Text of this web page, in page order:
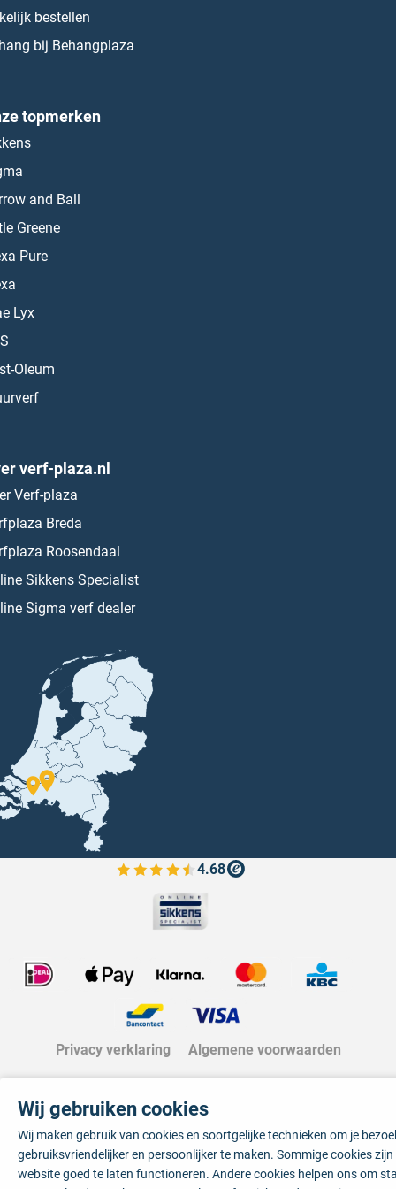
bestellen
bij Behangplaza
topmerken
and Ball
Greene
Pure
Lyx
Oleum
verf-plaza.nl
Verf-plaza
Breda
Roosendaal
Sikkens Specialist
Sigma verf dealer
4.68
Bekijk de verfplaza beoordelingen
Privacy verklaring Algemene voorwaarden
Wij gebruiken cookies
Wij maken gebruik van cookies en soortgelijke technieken om je
gebruiksvriendelijker en persoonlijker te maken. Sommige cookies
website goed te laten functioneren. Andere cookies helpen ons om